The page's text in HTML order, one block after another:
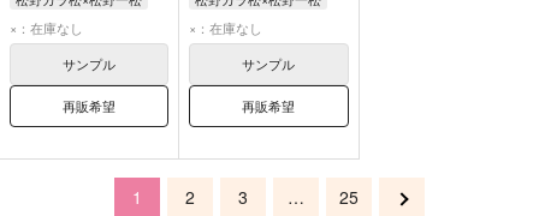
松野カラ松
×：在庫なし
サンプル
再販希望
松野カラ松
×：在庫なし
サンプル
再販希望
1 2 3 … 25